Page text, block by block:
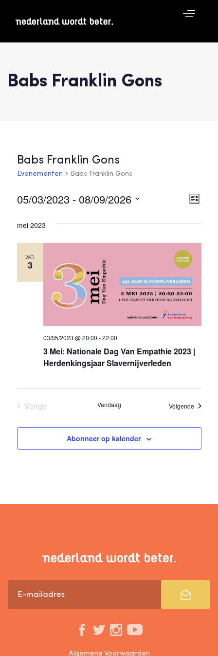
Babs Franklin Gons
Babs Franklin Gons
Evenementen Babs Franklin Gons
Lijst
05/03/2023 - 08/09/2026
een
mei 2023
WO
3
03/05/2023 @ 20:00 -22:00
3 Mei: Nationale Dag Van Empathie 2023 |
Herdenkingsjaar Slavernijverleden
Vorige
Vandaag Volgende
Abonneer op kalender
Algemene Voorwaarden